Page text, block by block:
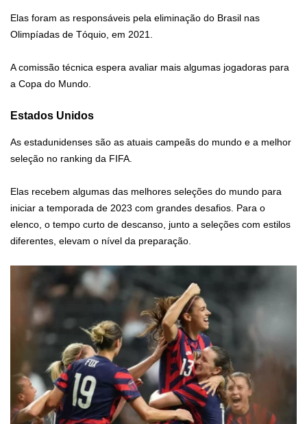
Elas foram as responsáveis pela eliminação do Brasil nas
Olimpíadas de Tóquio, em 2021.
A comissão técnica espera avaliar mais algumas jogadoras para
a Copa do Mundo.
Estados Unidos
As estadunidenses são as atuais campeãs do mundo e a melhor
seleção no ranking da FIFA.
Elas recebem algumas das melhores seleções do mundo para
iniciar a temporada de 2023 com grandes desafios. Para o
elenco, o tempo curto de descanso, junto a seleções com estilos
diferentes, elevam o nível da preparação.